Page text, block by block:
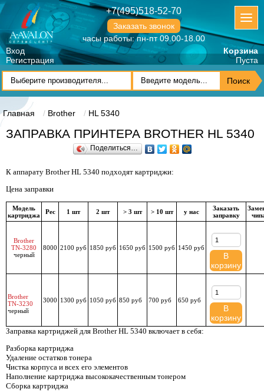
+7(495)518-52-70
Заказать звонок
часы работы: пн-пт 09.00-18.00
Вход
Регистрация
Корзина
Пуста
Главная Brother HL 5340
ЗАПРАВКА ПРИНТЕРА BROTHER HL 5340
Поделиться…
К аппарату Brother HL 5340 подходят картриджи:
Цена заправки
Модель
картриджа
Рес 1 шт 2 шт > 3 шт > 10 шт у нас
Заказать
заправку
Brother
TN-3280
черный
8000 2100 руб 1850 руб 1650 руб 1500 руб 1450 руб
В
корзину
Brother
TN-3230
черный
3000 1300 руб 1050 руб 850 руб 700 руб 650 руб
В
корзину
Заправка картриджей для Brother HL 5340 включает в себя:
Разборка картриджа
Удаление остатков тонера
Чистка корпуса и всех его элементов
Наполнение картриджа высококачественным тонером
Сборка картриджа